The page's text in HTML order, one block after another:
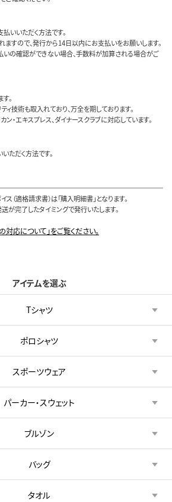
いいただく方法です。
すので、発行から14日以内にお支払いをお願いします。
の確認ができない場合、手数料が加算される場合がご
。
技術も取入れており、万全を期しております。
ン・エキスプレス、ダイナースクラブに対応しています。
ただく方法です。
（適格請求書）は「購入明細書」となります。
が完了したタイミングで発行いたします。
応について」をご覧ください。
アイテムを選ぶ
Tシャツ
ポロシャツ
スポーツウェア
パーカー・スウェット
ブルゾン
バッグ
タオル